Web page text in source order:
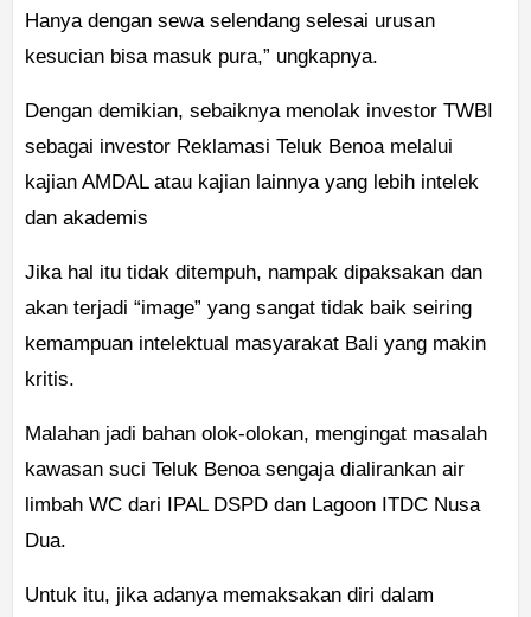
Hanya dengan sewa selendang selesai urusan
kesucian bisa masuk pura,” ungkapnya.
Dengan demikian, sebaiknya menolak investor TWBI
sebagai investor Reklamasi Teluk Benoa melalui
kajian AMDAL atau kajian lainnya yang lebih intelek
dan akademis
Jika hal itu tidak ditempuh, nampak dipaksakan dan
akan terjadi “image” yang sangat tidak baik seiring
kemampuan intelektual masyarakat Bali yang makin
kritis.
Malahan jadi bahan olok-olokan, mengingat masalah
kawasan suci Teluk Benoa sengaja dialirankan air
limbah WC dari IPAL DSPD dan Lagoon ITDC Nusa
Dua.
Untuk itu, jika adanya memaksakan diri dalam